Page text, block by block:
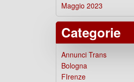
Maggio 2023
Categorie
Annunci Trans
Bologna
FIrenze